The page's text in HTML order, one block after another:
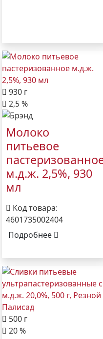
930 г
2,5 %
Молоко
питьевое
м.д.ж. 2,5%, 930
мл
Код товара:
4601735002404
Подробнее
500 г
20 %